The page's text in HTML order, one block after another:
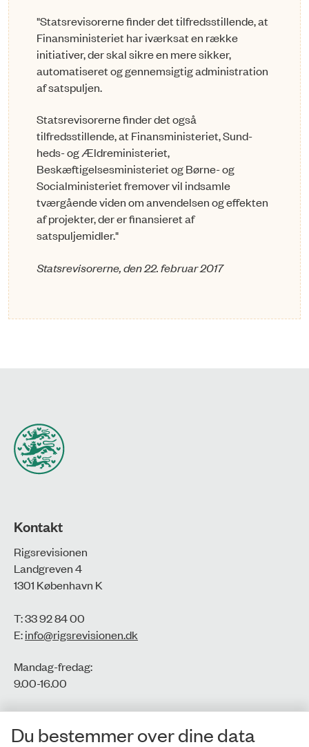
"Statsrevisorerne finder det tilfredsstillende, at
Finansministeriet har iværksat en række
initiativer, der skal sikre en mere sikker,
automatiseret og gennemsigtig administration
af satspuljen.
Statsrevisorerne finder det også
tilfredsstillende, at Finansministeriet, Sund­
heds- og Ældreministeriet,
Beskæftigelsesministeriet og Børne- og
Socialministeriet fremover vil indsamle
tværgående viden om anvendelsen og effekten
af projekter, der er finansieret af
satspuljemidler."
Statsrevisorerne, den 22. februar 2017
Kontakt
Rigsrevisionen
Landgreven 4
1301 København K
T: 33 92 84 00
E:info@rigsrevisionen.dk
Mandag-fredag:
9.00-16.00​
CVR-nr.: 77806113
EAN-nr.: 5798000016002
Du bestemmer over dine data